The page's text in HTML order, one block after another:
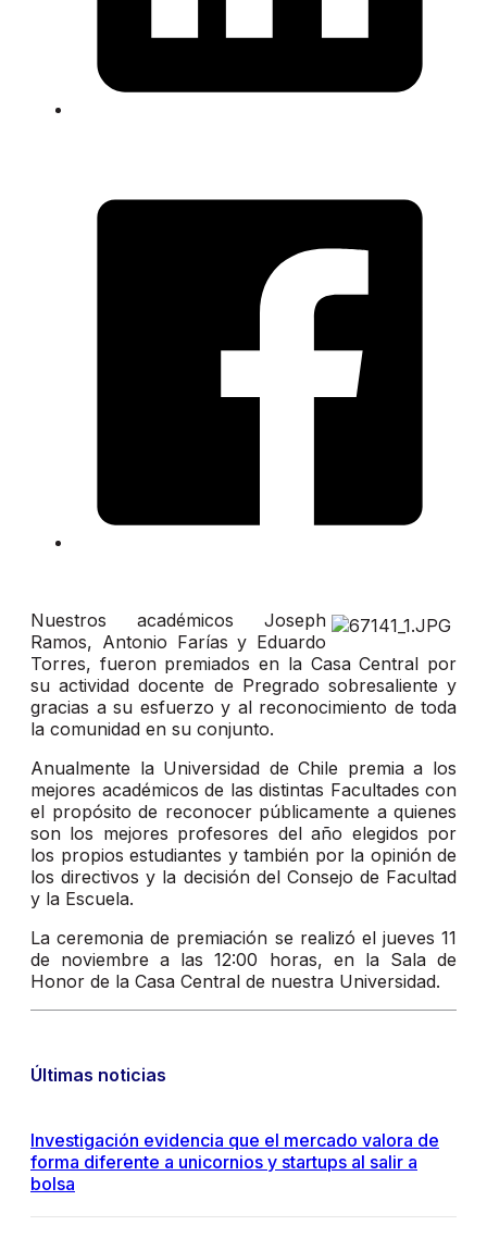
Nuestros académicos Joseph
Ramos, Antonio Farías y Eduardo
Torres, fueron premiados en la Casa Central por
su actividad docente de Pregrado sobresaliente y
gracias a su esfuerzo y al reconocimiento de toda
la comunidad en su conjunto.
Anualmente la Universidad de Chile premia a los
mejores académicos de las distintas Facultades con
el propósito de reconocer públicamente a quienes
son los mejores profesores del año elegidos por
los propios estudiantes y también por la opinión de
los directivos y la decisión del Consejo de Facultad
y la Escuela.
La ceremonia de premiación se realizó el jueves 11
de noviembre a las 12:00 horas, en la Sala de
Honor de la Casa Central de nuestra Universidad.
Últimas noticias
Investigación evidencia que el mercado valora de
forma diferente a unicornios y startups al salir a
bolsa